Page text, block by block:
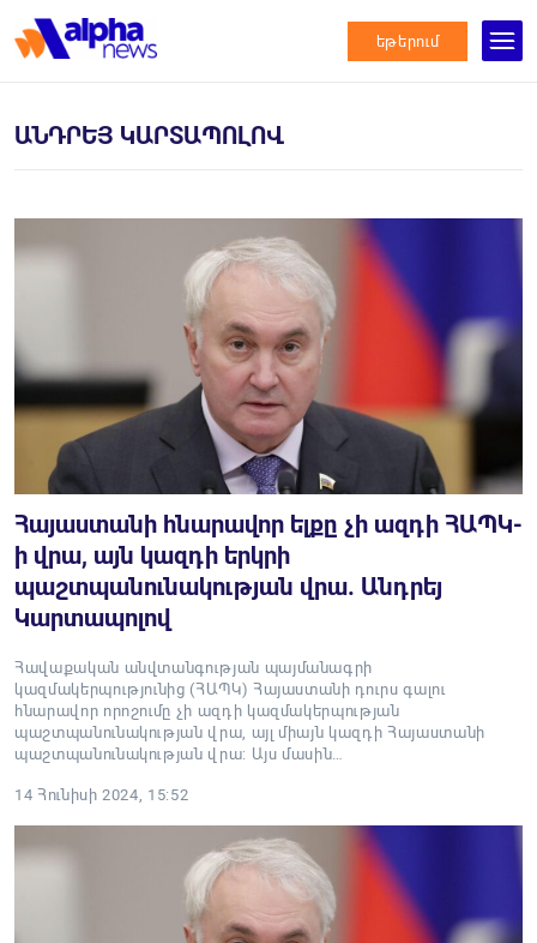
եթերում
ԱՆԴՐԵՅ ԿԱՐՏԱՊՈԼՈՎ
Հայաստանի հնարավոր ելքը չի ազդի ՀԱՊԿ-
ի վրա, այն կազդի երկրի
պաշտպանունակության վրա. Անդրեյ
Կարտապոլով
Հավաքական անվտանգության պայմանագրի
կազմակերպությունից (ՀԱՊԿ) Հայաստանի դուրս գալու
հնարավոր որոշումը չի ազդի կազմակերպության
պաշտպանունակության վրա, այլ միայն կազդի Հայաստանի
պաշտպանունակության վրա: Այս մասին…
14 Հունիսի 2024, 15:52